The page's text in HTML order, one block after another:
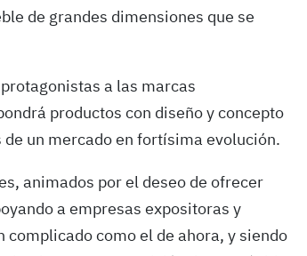
de grandes dimensiones que se
a las marcas
productos con diseño y concepto
un mercado en fortísima evolución.
animados por el deseo de ofrecer
a empresas expositoras y
como el de ahora, y siendo